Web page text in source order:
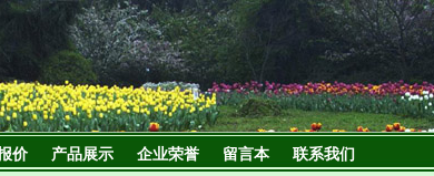
价 产品展示 企业荣誉 留言本 联系我们